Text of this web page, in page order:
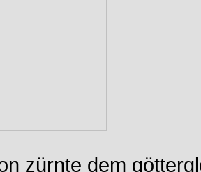
zürnte dem